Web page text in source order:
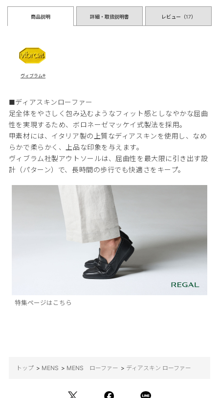
商品説明 詳細・取扱説明書 レビュー（17）
ヴィブラム®
■ディアスキンローファー
足全体をやさしく包み込むようなフィット感としなやかな屈曲
性を実現するため、ボロネーゼマッケイ式製法を採用。
甲素材には、イタリア製の上質なディアスキンを使用し、なめ
らかで柔らかく、上品な印象を与えます。
ヴィブラム社製アウトソールは、屈曲性を最大限に引き出す設
計（パターン）で、長時間の歩行でも快適さをキープ。
特集ページはこちら
トップ > MENS > MENS ローファー > ディアスキン ローファー